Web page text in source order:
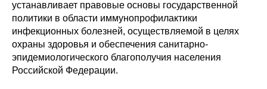
устанавливает правовые основы государственной
политики в области иммунопрофилактики
инфекционных болезней, осуществляемой в целях
охраны здоровья и обеспечения санитарно-
эпидемиологического благополучия населения
Российской Федерации.